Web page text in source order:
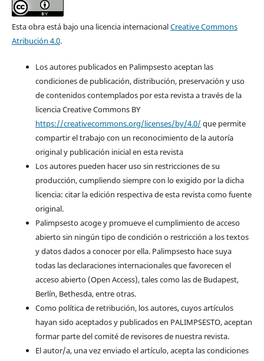
Esta obra está bajo una licencia internacionalCreative Commons
Atribución 4.0.
Los autores publicados en Palimpsesto aceptan las
condiciones de publicación, distribución, preservación y uso
de contenidos contemplados por esta revista a través de la
licencia Creative Commons BY
https://creativecommons.org/licenses/by/4.0/ que permite
compartir el trabajo con un reconocimiento de la autoría
original y publicación inicial en esta revista
Los autores pueden hacer uso sin restricciones de su
producción, cumpliendo siempre con lo exigido por la dicha
licencia: citar la edición respectiva de esta revista como fuente
original.
Palimpsesto acoge y promueve el cumplimiento de acceso
abierto sin ningún tipo de condición o restricción a los textos
y datos dados a conocer por ella. Palimpsesto hace suya
todas las declaraciones internacionales que favorecen el
acceso abierto (Open Access), tales como las de Budapest,
Berlín, Bethesda, entre otras.
Como política de retribución, los autores, cuyos artículos
hayan sido aceptados y publicados en PALIMPSESTO, aceptan
formar parte del comité de revisores de nuestra revista.
El autor/a, una vez enviado el artículo, acepta las condiciones